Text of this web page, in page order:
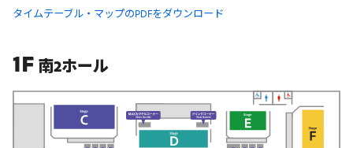
タイムテーブル・マップのPDFをダウンロード
1F 南2ホール